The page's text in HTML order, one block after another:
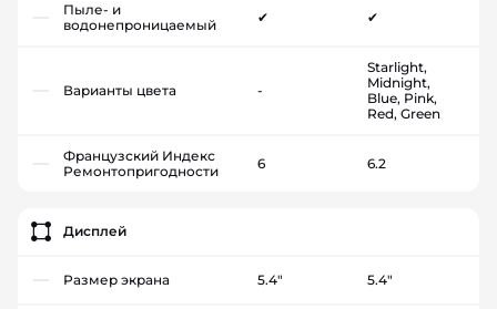
Пыле- и
водонепроницаемый
✔ ✔
Варианты цвета -
Starlight,
Midnight,
Blue, Pink,
Red, Green
Французский Индекс
Ремонтопригодности
6 6.2
Дисплей
Размер экрана 5.4" 5.4"